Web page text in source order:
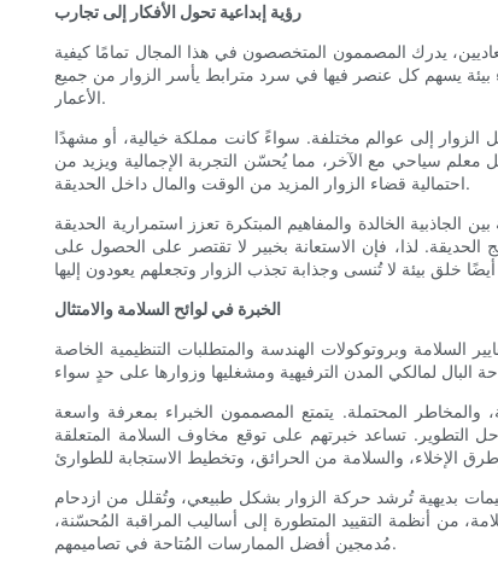
رؤية إبداعية تحول الأفكار إلى تجارب
يدرك المصممون المتخصصون في هذا المجال تمامًا كيفية
بيئة يسهم كل عنصر فيها في سرد ​​مترابط يأسر الزوار من جميع
الأعمار.
الزوار إلى عوالم مختلفة. سواءً كانت مملكة خيالية، أو مشهدًا
معلم سياحي مع الآخر، مما يُحسّن التجربة الإجمالية ويزيد من
احتمالية قضاء الزوار المزيد من الوقت والمال داخل الحديقة.
الخالدة والمفاهيم المبتكرة تعزز استمرارية الحديقة
لذا، فإن الاستعانة بخبير لا تقتصر على الحصول على
الخبرة في لوائح السلامة والامتثال
وبروتوكولات الهندسة والمتطلبات التنظيمية الخاصة
والمخاطر المحتملة. يتمتع المصممون الخبراء بمعرفة واسعة
التطوير. تساعد خبرتهم على توقع مخاوف السلامة المتعلقة
بديهية تُرشد حركة الزوار بشكل طبيعي، وتُقلل من ازدحام
من أنظمة التقييد المتطورة إلى أساليب المراقبة المُحسّنة،
مُدمجين أفضل الممارسات المُتاحة في تصاميمهم.